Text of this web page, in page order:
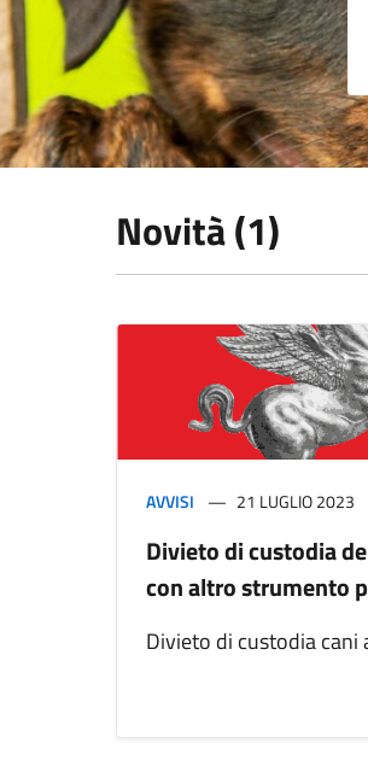
Novità (1)
AVVISI 21 LUGLIO 2023
Divieto di custodia
con altro strumento
Divieto di custodia cani